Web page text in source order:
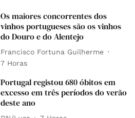
Os maiores concorrentes dos
vinhos portugueses são os vinhos
do Douro e do Alentejo
Francisco Fortuna Guilherme
7 Horas
Portugal registou 680 óbitos em
excesso em três períodos do verão
deste ano